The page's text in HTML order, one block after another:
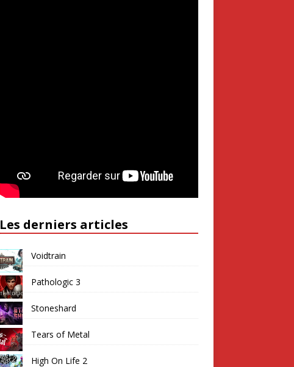
Les derniers articles
Voidtrain
Pathologic 3
Stoneshard
Tears of Metal
High On Life 2